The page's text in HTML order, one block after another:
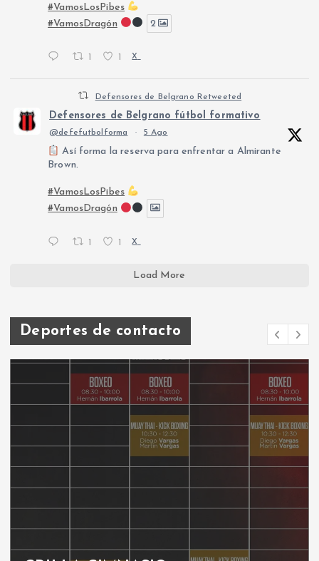
#VamosLosPibes
#VamosDragón
2
X
Defensores de Belgrano Retweeted
Defensores de Belgrano fútbol formativo
@defefutbolforma · 5 Ago
Así forma la reserva para enfrentar a Almirante
Brown.
#VamosLosPibes
#VamosDragón
1 1 X
Load More
Deportes de contacto